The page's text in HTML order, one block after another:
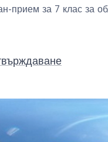
прием за 7 клас за